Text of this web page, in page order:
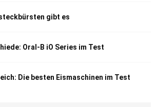
gibt es
Oral-B iO Series im Test
Die besten Eismaschinen im Test